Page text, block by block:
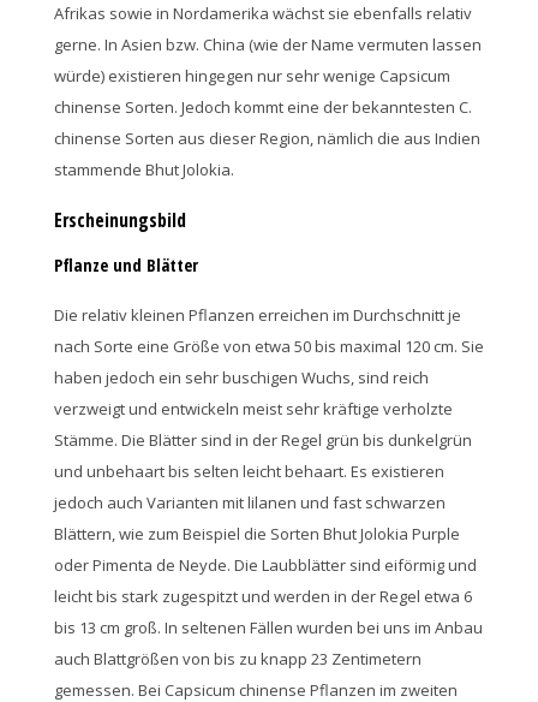
Afrikas sowie in Nordamerika wächst sie ebenfalls relativ
gerne. In Asien bzw. China (wie der Name vermuten lassen
würde) existieren hingegen nur sehr wenige Capsicum
chinense Sorten. Jedoch kommt eine der bekanntesten C.
chinense Sorten aus dieser Region, nämlich die aus Indien
stammende Bhut Jolokia.
Erscheinungsbild
Pflanze und Blätter
Die relativ kleinen Pflanzen erreichen im Durchschnitt je
nach Sorte eine Größe von etwa 50 bis maximal 120 cm. Sie
haben jedoch ein sehr buschigen Wuchs, sind reich
verzweigt und entwickeln meist sehr kräftige verholzte
Stämme. Die Blätter sind in der Regel grün bis dunkelgrün
und unbehaart bis selten leicht behaart. Es existieren
jedoch auch Varianten mit lilanen und fast schwarzen
Blättern, wie zum Beispiel die Sorten Bhut Jolokia Purple
oder Pimenta de Neyde. Die Laubblätter sind eiförmig und
leicht bis stark zugespitzt und werden in der Regel etwa 6
bis 13 cm groß. In seltenen Fällen wurden bei uns im Anbau
auch Blattgrößen von bis zu knapp 23 Zentimetern
gemessen. Bei Capsicum chinense Pflanzen im zweiten